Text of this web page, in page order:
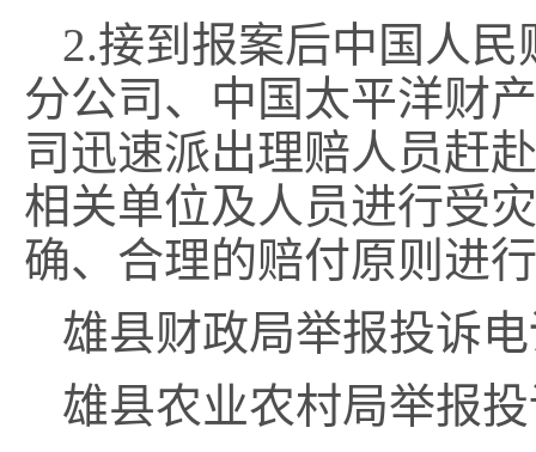
2.接到 报案后中国人民
分公司、 中国太平洋财
司迅速派出理赔人员赶
相关单位及人员进行受
确、合理的赔付原则进
雄县财政局举报投诉
雄县农业农村局举报